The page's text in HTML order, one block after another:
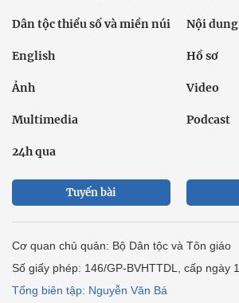
Dân tộc thiểu số và miền núi Nội
English Hồ sơ
Ảnh Video
Multimedia Podcast
24h qua
Tuyến bài
Cơ quan chủ quản: Bộ Dân tộc và Tôn giáo
Số giấy phép: 146/GP-BVHTTDL, cấp ngày
Tổng biên tập: Nguyễn Văn Bá